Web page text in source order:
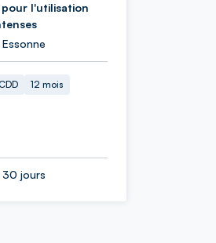
l'utilisation
Essonne
12 mois
30 jours